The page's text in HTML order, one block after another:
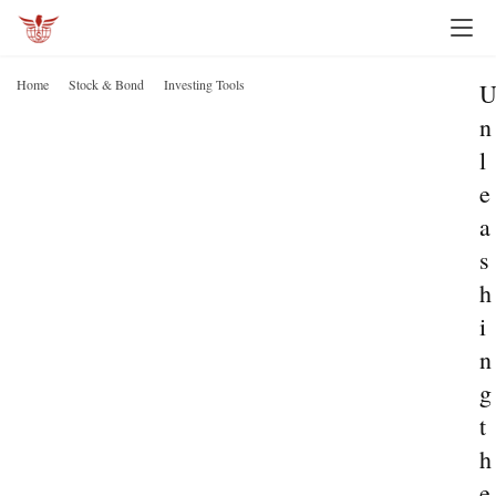
Home Stock & Bond Investing Tools
U
n
l
e
a
s
h
i
n
g
t
h